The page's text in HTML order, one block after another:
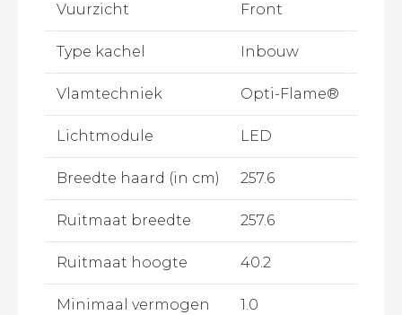
Vuurzicht Front
Type kachel Inbouw
Vlamtechniek Opti-Flame®
Lichtmodule LED
Breedte haard (in cm) 257.6
Ruitmaat breedte 257.6
Ruitmaat hoogte 40.2
Minimaal vermogen 1.0